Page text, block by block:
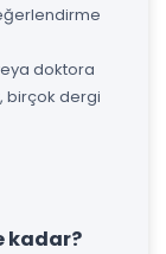
doktora
birçok dergi
kadar?